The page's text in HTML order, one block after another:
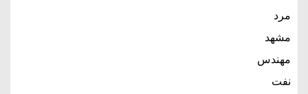
مرد
مشهد
مهندس
نفت